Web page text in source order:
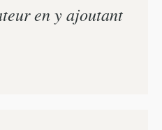
en y ajoutant